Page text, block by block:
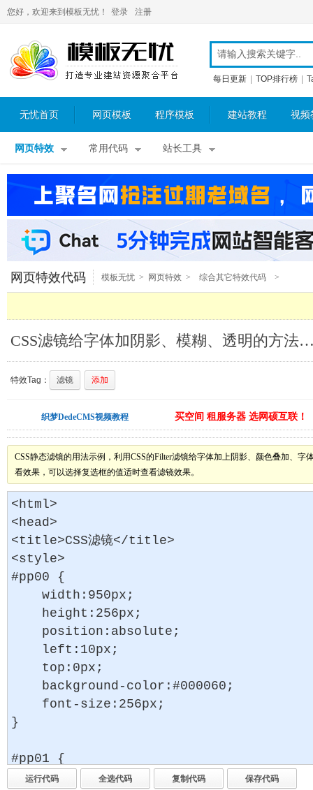
您好，欢迎来到模板无忧！ 登录 注册
每日更新 TOP排行榜
无忧首页 网页模板 程序模板 建站教程 视频
网页特效 常用代码 站长工具
网页特效代码 模板无忧 > 网页特效 > 综合其它特效代码 >
CSS滤镜给字体加阴影、模糊、透明的
特效Tag： 滤镜 添加
织梦DedeCMS视频教程 买空间 租服务器 选网硕互联！
CSS静态滤镜的用法示例，利用CSS的Filter滤镜给字体加上阴影、颜色叠加、字
看效果，可以选择复选框的值适时查看滤镜效果。